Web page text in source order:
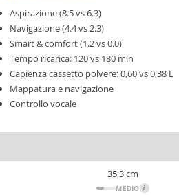
Aspirazione (8.5 vs 6.3)
Navigazione (4.4 vs 2.3)
Smart & comfort (1.2 vs 0.0)
Tempo ricarica: 120 vs 180 min
Capienza cassetto polvere: 0,60 vs 0,38 L
Mappatura e navigazione
Controllo vocale
35,3 cm
MEDIO i